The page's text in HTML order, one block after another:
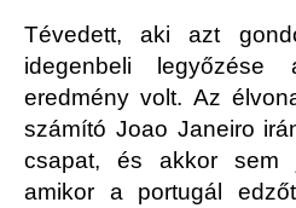
Tévedett, aki azt
idegenbeli legyőzése
eredmény volt. Az
számító Joao Janeiro
csapat, és akkor sem
amikor a portugál